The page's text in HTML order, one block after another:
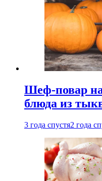
Шеф-повар
блюда из
3 года спустя2 года